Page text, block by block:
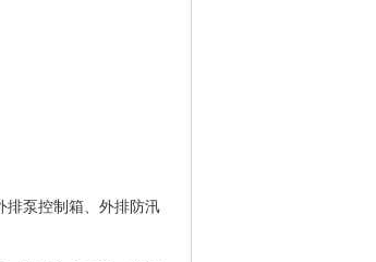
排泵控制箱、外排防汛